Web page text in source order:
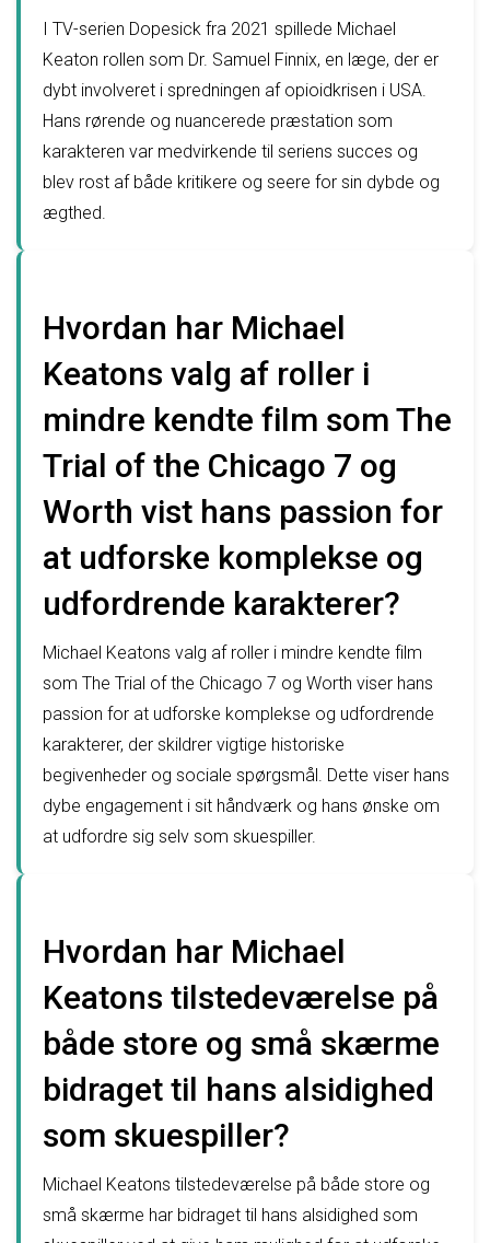
I TV-serien Dopesick fra 2021 spillede Michael
Keaton rollen som Dr. Samuel Finnix, en læge, der er
dybt involveret i spredningen af opioidkrisen i USA.
Hans rørende og nuancerede præstation som
karakteren var medvirkende til seriens succes og
blev rost af både kritikere og seere for sin dybde og
ægthed.
Hvordan har Michael
Keatons valg af roller i
mindre kendte film som The
Trial of the Chicago 7 og
Worth vist hans passion for
at udforske komplekse og
udfordrende karakterer?
Michael Keatons valg af roller i mindre kendte film
som The Trial of the Chicago 7 og Worth viser hans
passion for at udforske komplekse og udfordrende
karakterer, der skildrer vigtige historiske
begivenheder og sociale spørgsmål. Dette viser hans
dybe engagement i sit håndværk og hans ønske om
at udfordre sig selv som skuespiller.
Hvordan har Michael
Keatons tilstedeværelse på
både store og små skærme
bidraget til hans alsidighed
som skuespiller?
Michael Keatons tilstedeværelse på både store og
små skærme har bidraget til hans alsidighed som